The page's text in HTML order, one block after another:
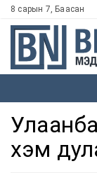
8 сарын 7, Баасан
хэм